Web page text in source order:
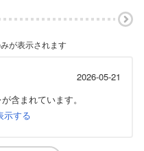
が表示されます
2026-05-21
含まれています。
示する